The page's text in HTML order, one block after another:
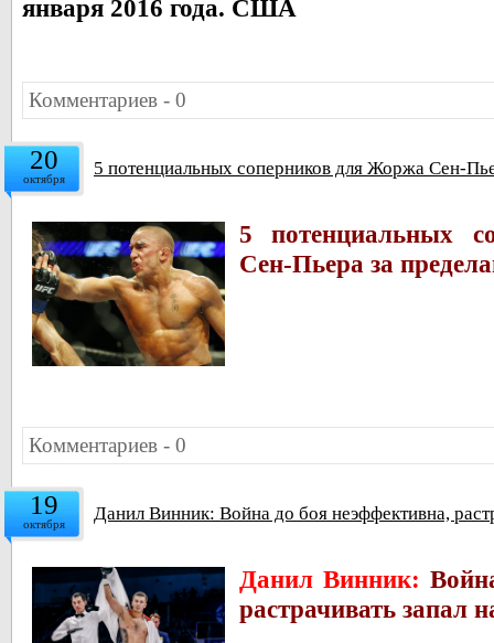
января 2016 года. США
Комментариев - 0
20
октября 5 потенциальных соперников для Жоржа Сен-
5 потенциальных
Сен-Пьера за
Комментариев - 0
19
октября Данил Винник: Война до боя неэффективна,
Данил Винник:
растрачивать запал